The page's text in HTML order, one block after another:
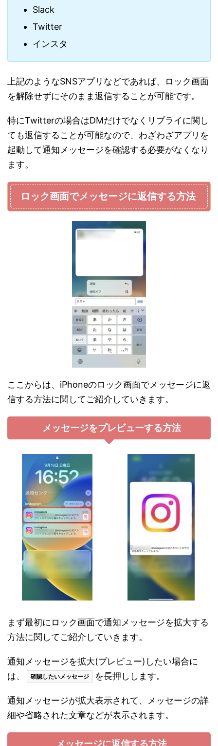
Slack
Twitter
インスタ
上記のようなSNSアプリなどであれば、ロック画面
を解除せずにそのまま返信することが可能です。
特にTwitterの場合はDMだけでなくリプライに関し
ても返信することが可能なので、わざわざアプリを
起動して通知メッセージを確認する必要がなくなり
ます。
ロック画面でメッセージに返信する方法
ここからは、iPhoneのロック画面でメッセージに返
信する方法に関してご紹介していきます。
メッセージをプレビューする方法
まず最初にロック画面で通知メッセージを拡大する
方法に関してご紹介していきます。
通知メッセージを拡大(プレビュー)したい場合に
は、
確認したいメッセージ を長押しします。
通知メッセージが拡大表示されて、メッセージの詳
細や省略された文章などが表示されます。
メッセージに返信する方法